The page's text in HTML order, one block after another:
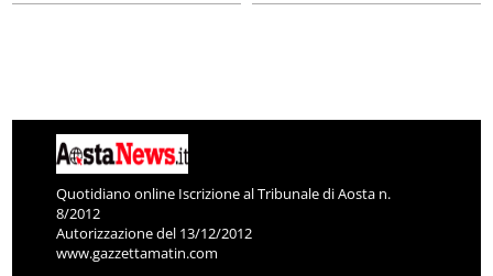
Quotidiano online Iscrizione al Tribunale di Aosta n.
8/2012
Autorizzazione del 13/12/2012
www.gazzettamatin.com